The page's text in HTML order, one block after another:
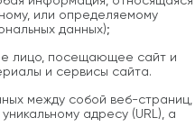
или определяемому
данных);
лицо, посещающее сайт и
и сервисы сайта.
между собой веб-страниц,
адресу (URL), а